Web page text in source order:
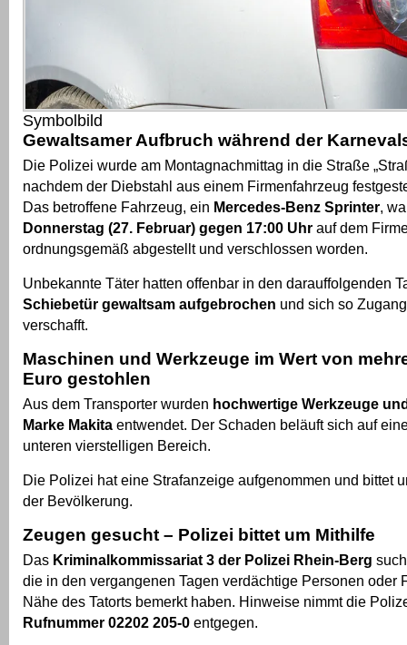
Symbolbild
Gewaltsamer Aufbruch während der
Die Polizei wurde am Montagnachmittag in die Straße
nachdem der Diebstahl aus einem Firmenfahrzeug
Das betroffene Fahrzeug, ein Mercedes-Benz Sprinter,
Donnerstag (27. Februar) gegen 17:00 Uhr auf dem
ordnungsgemäß abgestellt und verschlossen worden.
Unbekannte Täter hatten offenbar in den darauffolgenden
Schiebetür gewaltsam aufgebrochen und sich so
verschafft.
Maschinen und Werkzeuge im Wert von
Euro gestohlen
Aus dem Transporter wurden hochwertige Werkzeuge
Marke Makita entwendet. Der Schaden beläuft sich auf
unteren vierstelligen Bereich.
Die Polizei hat eine Strafanzeige aufgenommen und bittet
der Bevölkerung.
Zeugen gesucht – Polizei bittet um Mithilfe
Das Kriminalkommissariat 3 der Polizei Rhein-Berg
die in den vergangenen Tagen verdächtige Personen oder
Nähe des Tatorts bemerkt haben. Hinweise nimmt die
Rufnummer 02202 205-0 entgegen.